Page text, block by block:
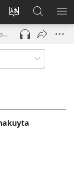
Direccionpi
akllay
Sutiykiwan
jaykuy
(abre
nueva
JW.ORG
nisqapi
maskhay
Diospaq kausasunchis, juñunakuypi yachanapaq | Setiembre - Octubre 2024